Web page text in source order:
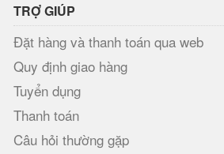
TRỢ GIÚP
Đặt hàng và thanh toán qua web
Quy định giao hàng
Tuyển dụng
Thanh toán
Câu hỏi thường gặp